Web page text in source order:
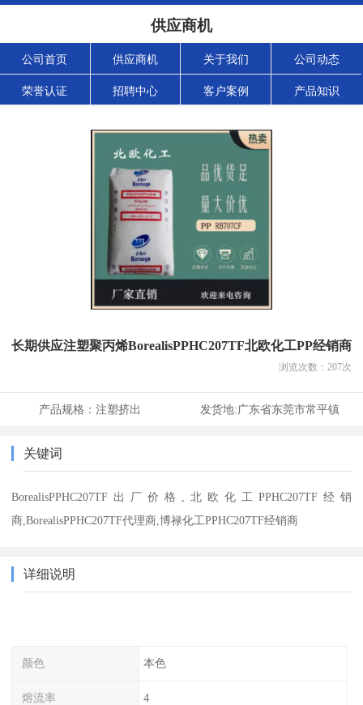
供应商机
公司首页 供应商机 关于我们 公司动态
荣誉认证 招聘中心 客户案例 产品知识
长期供应注塑聚丙烯BorealisPPHC207TF北欧化工PP经销商
浏览次数： 207次
产品规格： 注塑挤出 发货地:广东省东莞市常平镇
关键词
BorealisPPHC207TF出厂价格,北欧化工PPHC207TF经销
商,BorealisPPHC207TF代理商,博禄化工PPHC207TF经销商
详细说明
颜色 本色
熔流率 4